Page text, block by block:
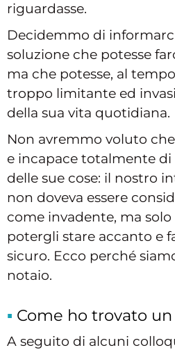
riguardasse.
Decidemmo di
soluzione che potesse
ma che potesse, al
troppo limitante ed
della sua vita quotidiana.
Non avremmo voluto
e incapace totalmente
delle sue cose: il nostro
non doveva essere
come invadente, ma
potergli stare accanto e
sicuro. Ecco perché
notaio.
Come ho trovato
A seguito di alcuni